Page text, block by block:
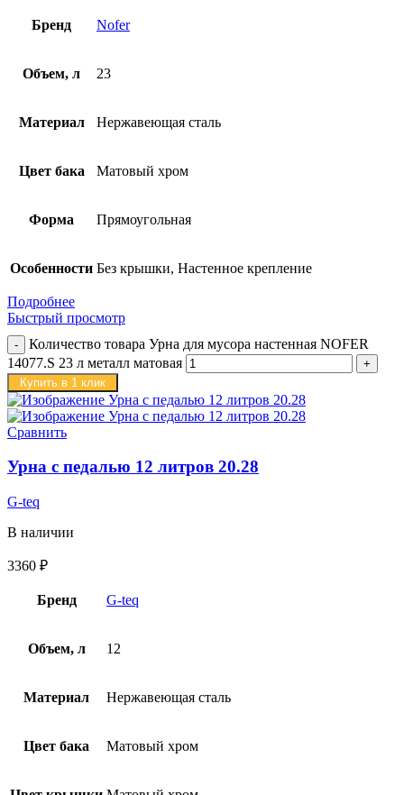
Бренд Nofer
Объем, л 23
Материал Нержавеющая сталь
Цвет бака Матовый хром
Форма Прямоугольная
Особенности Без крышки, Настенное крепление
Подробнее
Быстрый просмотр
Количество товара Урна для мусора настенная NOFER
14077.S 23 л металл матовая
Купить в 1 клик
Сравнить
Урна с педалью 12 литров 20.28
G-teq
В наличии
3360 ₽
Бренд G-teq
Объем, л 12
Материал Нержавеющая сталь
Цвет бака Матовый хром